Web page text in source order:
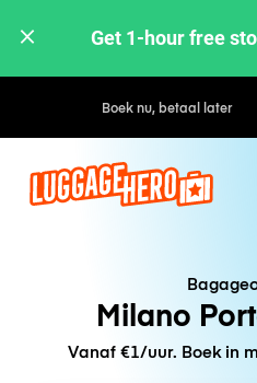
Get 1-hour free
Boek nu, betaal later
Milano
Vanaf €1/uur. Boek in